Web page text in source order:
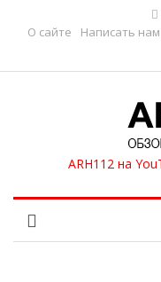
О сайте
Написать нам